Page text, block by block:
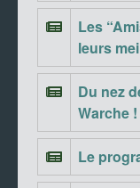
Les
leurs
Du nez
Warche !
Le